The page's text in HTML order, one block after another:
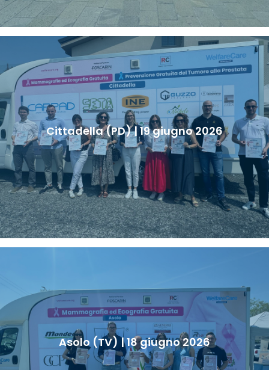
Cittadella (PD) | 19 giugno 2026
Asolo (TV) | 18 giugno 2026